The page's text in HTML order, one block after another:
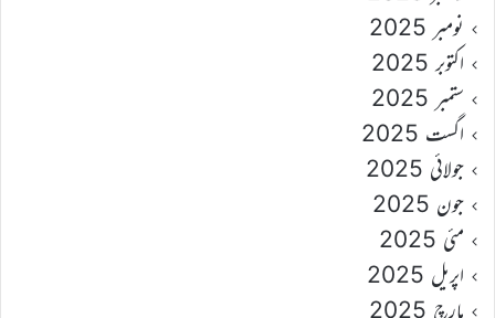
نومبر 2025
اکتوبر 2025
ستمبر 2025
اگست 2025
جولائی 2025
جون 2025
مئی 2025
اپریل 2025
مارچ 2025